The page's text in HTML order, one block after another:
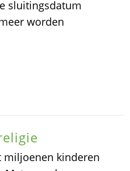
sluitingsdatum
worden
miljoenen kinderen